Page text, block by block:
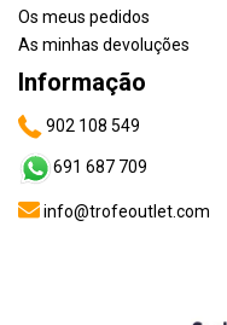
Os meus pedidos
As minhas devoluções
Informação
902 108 549
691 687 709
info@trofeoutlet.com